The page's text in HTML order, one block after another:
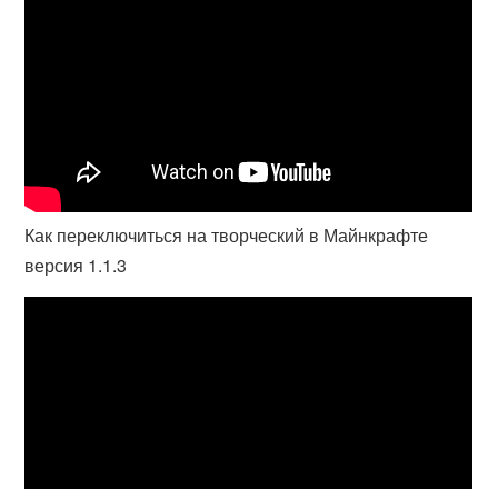
Как переключиться на творческий в Майнкрафте
версия 1.1.3